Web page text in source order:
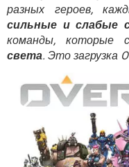
YANDEX
разных героев,
сильные и слабые
команды, которые
света. Это загрузка